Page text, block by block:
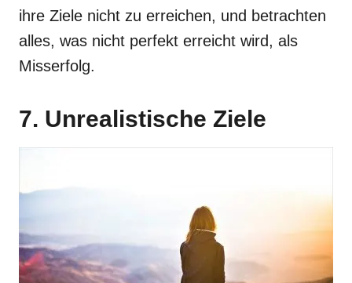
ihre Ziele nicht zu erreichen, und betrachten
alles, was nicht perfekt erreicht wird, als
Misserfolg.
7. Unrealistische Ziele